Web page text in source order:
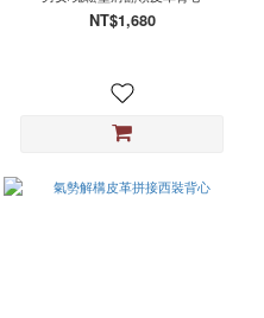
NT$1,680